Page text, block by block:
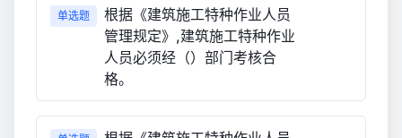
单选题
根据《建筑施工特种作业人员
管理规定》,建筑施工特种作业
人员必须经（）部门考核合
格。